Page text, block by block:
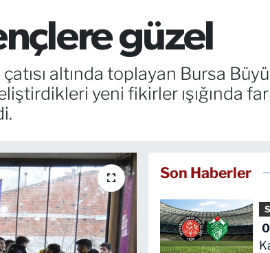
güzel
altında toplayan Bursa
yeni fikirler ışığında
Son Haberler